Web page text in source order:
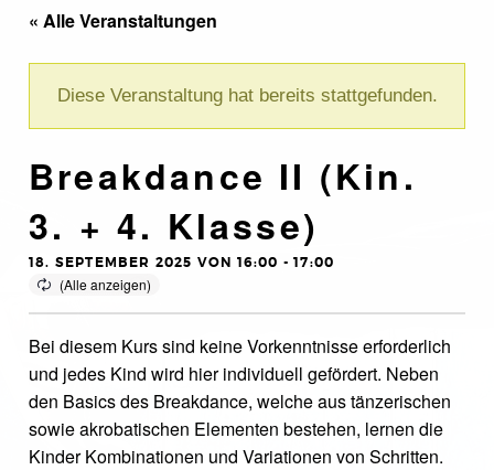
« Alle Veranstaltungen
Diese Veranstaltung hat bereits stattgefunden.
Breakdance II (Kin.
3. + 4. Klasse)
18. SEPTEMBER 2025 VON 16:00 -17:00
Bei diesem Kurs sind keine Vorkenntnisse erforderlich
und jedes Kind wird hier individuell gefördert. Neben
den Basics des Breakdance, welche aus tänzerischen
sowie akrobatischen Elementen bestehen, lernen die
Kinder Kombinationen und Variationen von Schritten.